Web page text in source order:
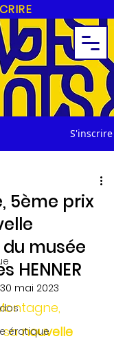
S'inscrire
érotique
5ème prix
musée
HENNER
30 mai 2023
sa nouvelle